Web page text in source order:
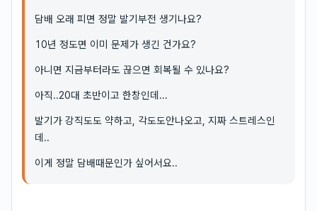
담배 오래 피면 정말 발기부전 생기나요?
10년 정도면 이미 문제가 생긴 건가요?
아니면 지금부터라도 끊으면 회복될 수 있나요?
아직..20대 초반이고 한창인데...
발기가 강직도도 약하고, 각도도안나오고, 지짜 스트레스인
데..
이게 정말 담배때문인가 싶어서요..